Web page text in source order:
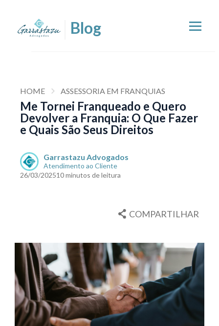
HOME ASSESSORIA EM FRANQUIAS
Me Tornei Franqueado e Quero
Devolver a Franquia: O Que Fazer
e Quais São Seus Direitos
Garrastazu Advogados
Atendimento ao Cliente
26/03/202510 minutos de leitura
COMPARTILHAR